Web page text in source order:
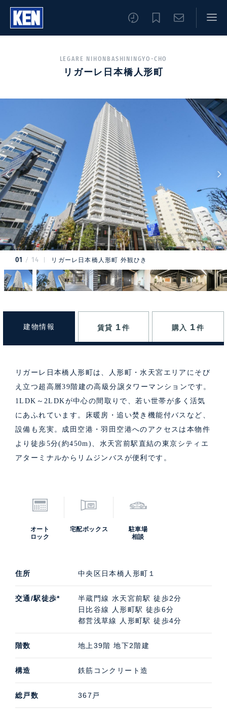
LEGARE NIHONBASHININGYO-CHO
リガーレ日本橋人形町
01 14 リガーレ日本橋人形町 外観ひき
建物情報 賃貸 1 件 購入 1 件
リガーレ日本橋人形町は、人形町・水天宮エリアにそび
え立つ超高層39階建の高級分譲タワーマンションです。
1LDK～2LDKが中心の間取りで、若い世帯が多く活気
にあふれています。床暖房・追い焚き機能付バスなど、
設備も充実。成田空港・羽田空港へのアクセスは本物件
より徒歩5分(約450m)、水天宮前駅直結の東京シティエ
アターミナルからリムジンバスが便利です。
オート
ロック
宅配ボックス
駐車場
相談
住所 中央区日本橋人形町１
交通/駅徒歩*
半蔵門線 水天宮前駅 徒歩2分
日比谷線 人形町駅 徒歩6分
都営浅草線 人形町駅 徒歩4分
階数 地上39階 地下2階建
構造 鉄筋コンクリート造
総戸数 367戸